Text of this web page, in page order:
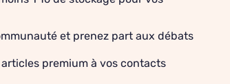
et prenez part aux débats
premium à vos contacts